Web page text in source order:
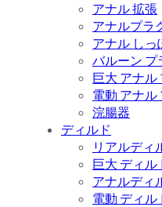
アナル 拡張
アナルプラ
アナル しっ
バルーン プ
巨大 アナル
電動 アナル
浣腸器
ディルド
リアルディ
巨大 ディル
アナルディ
電動 ディル